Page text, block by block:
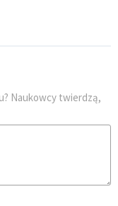
Naukowcy twierdzą,